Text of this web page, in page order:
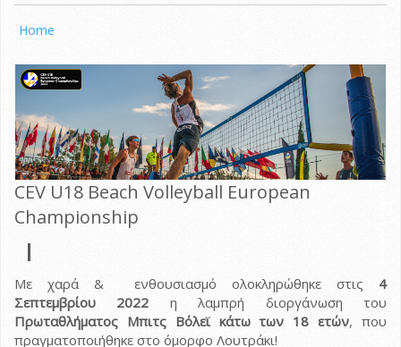
Home
CEV U18 Beach Volleyball European
Championship
Με χαρά & ενθουσιασμό ολοκληρώθηκε στις 4
Σεπτεμβρίου 2022 η λαμπρή διοργάνωση του
Πρωταθλήματος Μπιτς Βόλεϊ κάτω των 18 ετών, που
πραγματοποιήθηκε στο όμορφο Λουτράκι!